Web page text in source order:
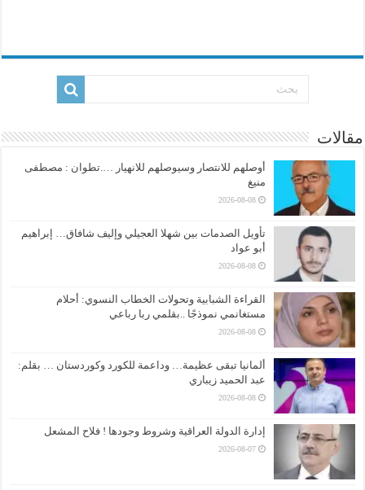
مقالات
أوصلهم للانتصار وسيوصلهم للانهيار ….تطوان : مصطفى
منيغ
2026-08-08
تأويل الصدمات بين شهلا العجيلي وإليف شافاق… إبراهيم
أبو عواد
2026-08-08
القراءة الشبابية وتحولات الخطاب النسوي: أحلام
مستغانمي نموذجًا ..بقلمي ربا رباعي
2026-08-08
ألمانيا تبقى عظيمة… وداعمة للكورد وكوردستان … بقلم:
عبد الحميد زيباري
2026-08-08
إدارة الدولة العراقية وشروط وجودها ! فلاح المشعل
2026-08-07